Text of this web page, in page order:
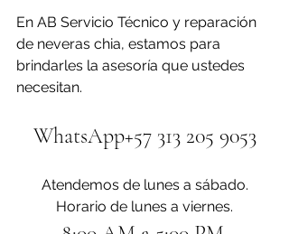
En AB Servicio Técnico y reparación
de neveras chia, estamos para
brindarles la asesoría que ustedes
necesitan.
WhatsApp+57 313 205 9053
Atendemos de lunes a sábado.
Horario de lunes a viernes.